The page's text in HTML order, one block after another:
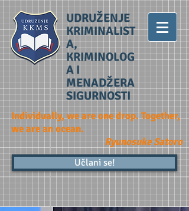
UDRUŽENJE
KRIMINALIST
A,
KRIMINOLOG
A I
MENADŽERA
SIGURNOSTI
Individually, we are one drop. Together,
we are an ocean.
Ryunosuke Satoro
Učlani se!